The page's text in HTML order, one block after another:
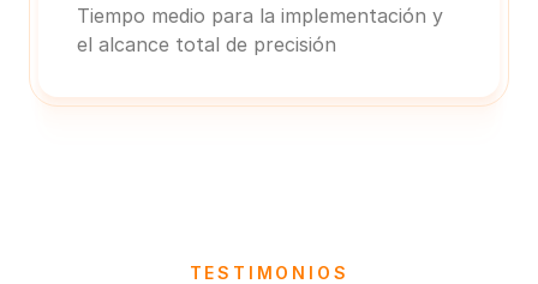
Tiempo medio para la implementación y
el alcance total de precisión
TESTIMONIOS